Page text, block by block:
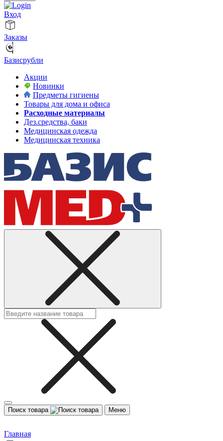
Вход
Заказы
Базисрубли
Акции
Новинки
Предметы гигиены
Товары для дома и офиса
Расходные материалы
Дез.средства, баки
Медицинская одежда
Медицинская техника
Поиск товара Меню
Главная